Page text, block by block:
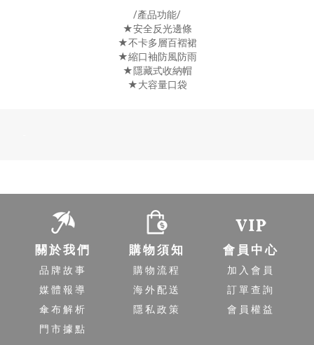
/產品功能/
★安全反光邊條
★不卡多層百褶裙
★縮口袖防風防雨
★隱藏式收納帽
★大容量口袋
關於我們
品牌故事
媒體報導
傘布解析
門市據點
購物須知
購物流程
海外配送
隱私政策
會員中心
加入會員
訂單查詢
會員權益